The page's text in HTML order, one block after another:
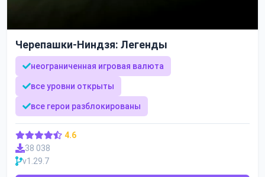
Черепашки-Ниндзя: Легенды
неограниченная игровая валюта
все уровни открыты
все герои разблокированы
4.6
38 038
v1.29.7